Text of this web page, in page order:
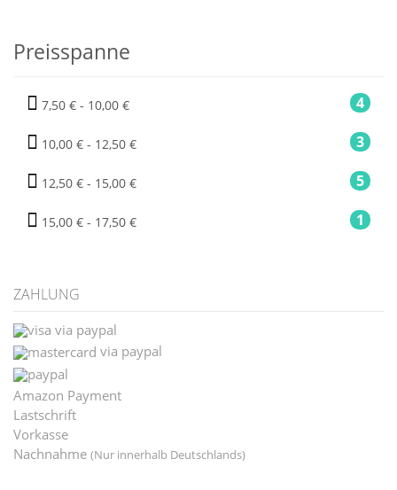
Preisspanne
4
7,50 € - 10,00 €
3
10,00 € - 12,50 €
5
12,50 € - 15,00 €
1
15,00 € - 17,50 €
ZAHLUNG
via paypal
via paypal
Amazon Payment
Lastschrift
Vorkasse
Nachnahme (Nur innerhalb Deutschlands)